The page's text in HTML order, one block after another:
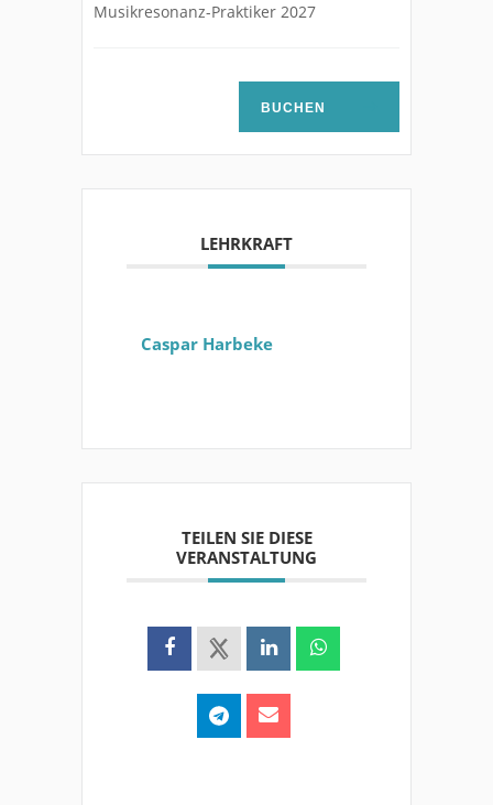
Musikresonanz-Praktiker 2027
BUCHEN
LEHRKRAFT
Caspar Harbeke
TEILEN SIE DIESE
VERANSTALTUNG